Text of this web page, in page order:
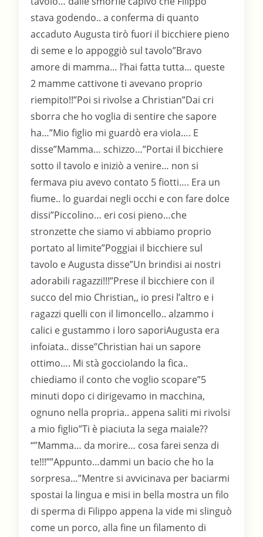
stava godendo.. a conferma di quanto
accaduto Augusta tirò fuori il bicchiere pieno
di seme e lo appoggiò sul tavolo”Bravo
amore di mamma… l’hai fatta tutta… queste
2 mamme cattivone ti avevano proprio
riempito!!”Poi si rivolse a Christian”Dai cri
sborra che ho voglia di sentire che sapore
ha…”Mio figlio mi guardò era viola…. E
disse”Mamma… schizzo…”Portai il bicchiere
sotto il tavolo e iniziò a venire… non si
fermava piu avevo contato 5 fiotti…. Era un
fiume.. lo guardai negli occhi e con fare dolce
dissi”Piccolino… eri cosi pieno…che
stronzette che siamo vi abbiamo proprio
portato al limite”Poggiai il bicchiere sul
tavolo e Augusta disse”Un brindisi ai nostri
adorabili ragazzi!!!”Prese il bicchiere con il
succo del mio Christian,, io presi l’altro e i
ragazzi quelli con il limoncello.. alzammo i
calici e gustammo i loro saporiAugusta era
infoiata.. disse”Christian hai un sapore
ottimo…. Mi stà gocciolando la fica..
chiediamo il conto che voglio scopare”5
minuti dopo ci dirigevamo in macchina,
ognuno nella propria.. appena saliti mi rivolsi
a mio figlio”Ti è piaciuta la sega maiale??
“”Mamma… da morire… cosa farei senza di
te!!!””Appunto…dammi un bacio che ho la
sorpresa…”Mentre si avvicinava per baciarmi
spostai la lingua e misi in bella mostra un filo
di sperma di Filippo appena la vide mi slinguò
come un porco, alla fine un filamento di